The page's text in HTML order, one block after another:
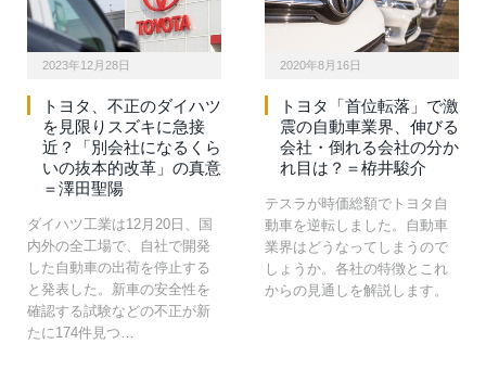
2023年12月28日
トヨタ、不正のダイハツ
を見限りスズキに急接
近？「別会社になるくら
いの抜本的改革」の真意
＝澤田聖陽
ダイハツ工業は12月20日、国
内外の全工場で、自社で開発
した自動車の出荷を停止する
と発表した。新車の安全性を
確認する試験などの不正が新
たに174件見つ…
2020年8月16日
トヨタ「首位転落」で激
震の自動車業界、伸びる
会社・倒れる会社の分か
れ目は？＝栫井駿介
テスラが時価総額でトヨタ自
動車を逆転しました。自動車
業界はどうなってしまうので
しょうか。各社の特徴とこれ
からの見通しを解説します。